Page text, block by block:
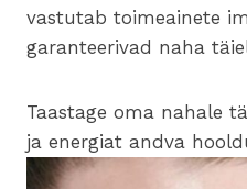
vastutab toimeainete
garanteerivad naha
Taastage oma nahale
ja energiat andva